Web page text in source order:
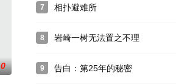
7 相扑避难所
8 岩崎一树无法置之不理
9 告白：第25年的秘密